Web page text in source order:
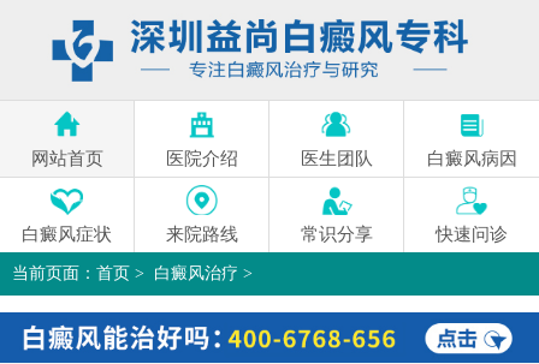
网站首页 医院介绍 医生团队 白癜风病因
白癜风症状 来院路线 常识分享 快速问诊
当前页面： 首页 > 白癜风治疗 >
深圳青少年白癜风好治吗：手上长白癜风有什么治疗>